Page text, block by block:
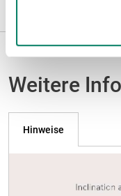
Weitere
Hinweise